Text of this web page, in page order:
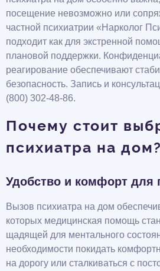
посещение невозможно или
частной психиатрии «Нарколог
подходит как для экстренной
плановой поддержки.
реагирование обеспечивают
безопасность. Запись и
(800) 302-48-86.
Почему стоит
психиатра на дом?
Удобство и комфорт для
Вызов психиатра на дом
которых медицинская помощь
щадящей для ментального
необходимости покидать
на дорогу или сталкиваться с